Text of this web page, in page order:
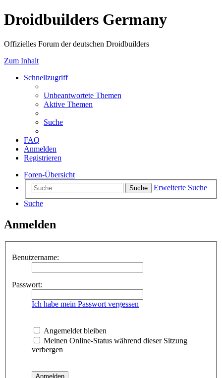
Droidbuilders Germany
Offizielles Forum der deutschen Droidbuilders
Zum Inhalt
Schnellzugriff
Unbeantwortete Themen
Aktive Themen
Suche
FAQ
Anmelden
Registrieren
Foren-Übersicht
Suche
Erweiterte Suche
Suche
Anmelden
Benutzername:
Passwort:
Ich habe mein Passwort vergessen
Angemeldet bleiben
Meinen Online-Status während dieser Sitzung
verbergen